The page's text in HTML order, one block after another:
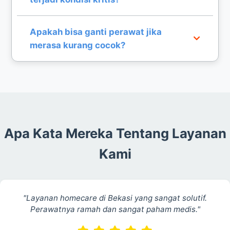
peralatan dasar akan dibawa oleh perawat kami.
Perawat kami dilatih untuk menangani kondisi
darurat dan akan memberikan tindakan
pertolongan pertama serta koordinasi dengan
rumah sakit.
Apakah bisa ganti perawat jika
merasa kurang cocok?
Apa Kata Mereka Tentang Layanan
Kami
"Layanan homecare di Bekasi yang sangat solutif.
Perawatnya ramah dan sangat paham medis."